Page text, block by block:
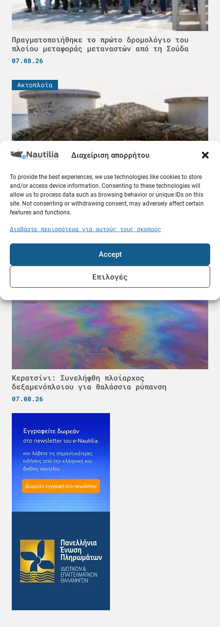
Διαχείριση απορρήτου
To provide the best experiences, we use technologies like cookies to store
and/or access device information. Consenting to these technologies will
allow us to process data such as browsing behavior or unique IDs on this
site. Not consenting or withdrawing consent, may adversely affect certain
features and functions.
Διαβάστε περισσότερα για αυτούς τους σκοπούς
Accept
Επιλογές
Πραγματοποιήθηκε το πρώτο δρομολόγιο του
πλοίου μεταφοράς μεταναστών από τη Σούδα
07.08.26
Ακτοπλοϊα
Λιμάνι Ηρακλείου: Έμπλεξε ο κάβος στην
προπέλα του πλοίου – Περιπέτεια για 704
07.08.26
Κερατσίνι: Συνελήφθη πλοίαρχος
δεξαμενόπλοιου για θαλάσσια ρύπανση
07.08.26